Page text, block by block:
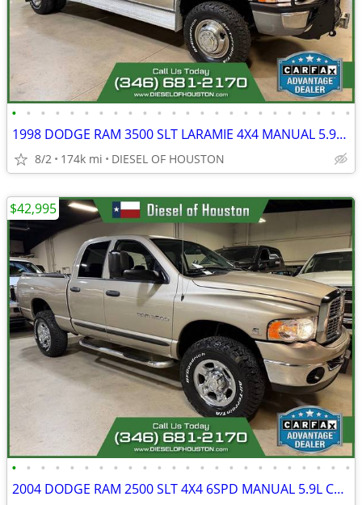
• • • • • • • • • • • • • • • • • • • • • • • •
1998 DODGE RAM 3500 SLT LARAMIE 4X4 MANUAL 5.9L 12V CUMMINS DIESEL
8/2 174k mi DIESEL OF HOUSTON
• • • • • • • • • • • • • • • • • • • • • • • •
2004 DODGE RAM 2500 SLT 4X4 6SPD MANUAL 5.9L CUMMINS DIESEL
$42,995